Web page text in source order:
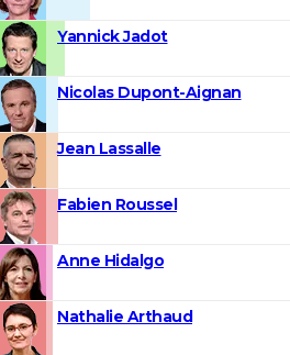
Yannick Jadot
Nicolas Dupont-Aignan
Jean Lassalle
Fabien Roussel
Anne Hidalgo
Nathalie Arthaud